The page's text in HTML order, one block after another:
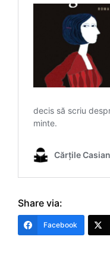
Share via:
Facebook